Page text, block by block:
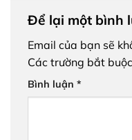
Để lại một bình
Email của bạn sẽ
Các trường bắt
Bình luận *